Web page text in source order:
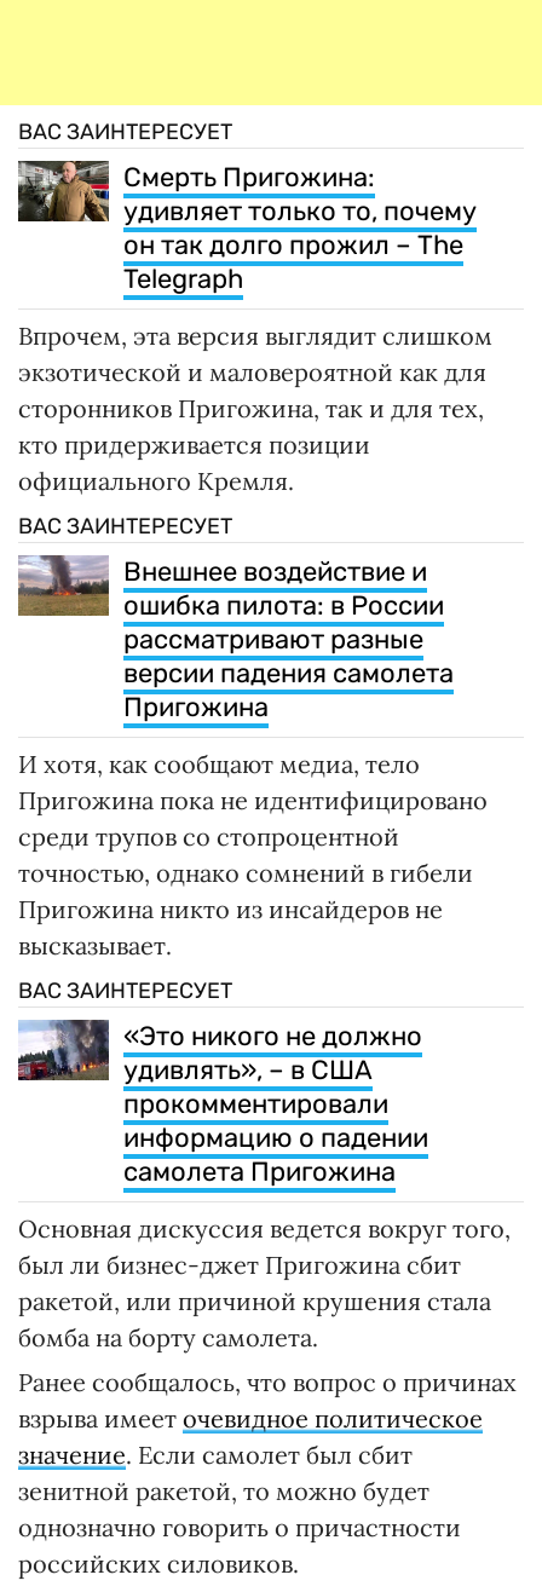
ВАС ЗАИНТЕРЕСУЕТ
Смерть Пригожина:
удивляет только то, почему
он так долго прожил – The
Telegraph
Впрочем, эта версия выглядит слишком
экзотической и маловероятной как для
сторонников Пригожина, так и для тех,
кто придерживается позиции
официального Кремля.
ВАС ЗАИНТЕРЕСУЕТ
Внешнее воздействие и
ошибка пилота: в России
рассматривают разные
версии падения самолета
Пригожина
И хотя, как сообщают медиа, тело
Пригожина пока не идентифицировано
среди трупов со стопроцентной
точностью, однако сомнений в гибели
Пригожина никто из инсайдеров не
высказывает.
ВАС ЗАИНТЕРЕСУЕТ
«Это никого не должно
удивлять», – в США
прокомментировали
информацию о падении
самолета Пригожина
Основная дискуссия ведется вокруг того,
был ли бизнес-джет Пригожина сбит
ракетой, или причиной крушения стала
бомба на борту самолета.
Ранее сообщалось, что вопрос о причинах
взрыва имеет очевидное политическое
значение. Если самолет был сбит
зенитной ракетой, то можно будет
однозначно говорить о причастности
российских силовиков.